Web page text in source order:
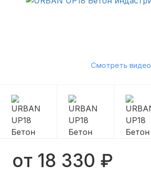
Смотреть видео
от 18 330 ₽